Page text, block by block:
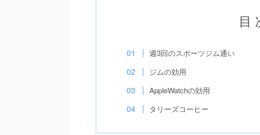
目
週3回のスポーツジム通い
ジムの効用
AppleWatchの効用
タリーズコーヒー